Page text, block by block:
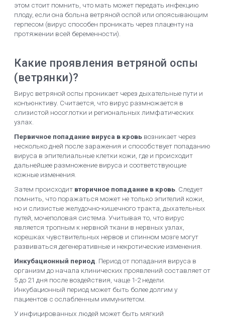
этом стоит помнить, что мать может передать инфекцию
плоду, если она больна ветряной оспой или опоясывающим
герпесом (вирус способен проникать через плаценту на
протяжении всей беременности).
Какие проявления ветряной оспы
(ветрянки)?
Вирус ветряной оспы проникает через дыхательные пути и
конъюнктиву. Считается, что вирус размножается в
слизистой носоглотки и региональных лимфатических
узлах.
Первичное попадание вируса в кровь возникает через
несколько дней после заражения и способствует попаданию
вируса в эпителиальные клетки кожи, где и происходит
дальнейшее размножение вируса и соответствующие
кожные изменения.
Затем происходит вторичное попадание в кровь . Следует
помнить, что поражаться может не только эпителий кожи,
но и слизистые желудочно-кишечного тракта, дыхательных
путей, мочеполовая система. Учитывая то, что вирус
является тропным к нервной ткани в нервных узлах,
корешках чувствительных нервов и спинном мозге могут
развиваться дегенеративные и некротические изменения.
Инкубационный период . Период от попадания вируса в
организм до начала клинических проявлений составляет от
5 до 21 дня после воздействия, чаще 1-2 недели.
Инкубационный период может быть более долгим у
пациентов с ослабленным иммунитетом.
У инфицированных людей может быть мягкий